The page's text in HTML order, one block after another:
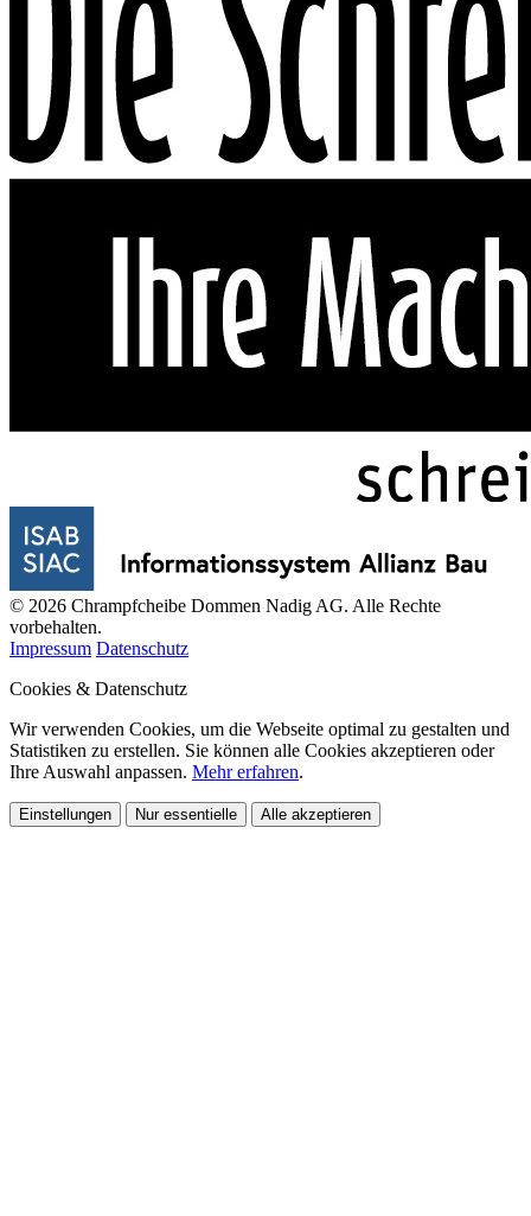
© 2026 Chrampfcheibe Dommen Nadig AG. Alle Rechte
vorbehalten.
Impressum Datenschutz
Cookies & Datenschutz
Wir verwenden Cookies, um die Webseite optimal zu gestalten und
Statistiken zu erstellen. Sie können alle Cookies akzeptieren oder
Ihre Auswahl anpassen. Mehr erfahren.
Einstellungen Nur essentielle Alle akzeptieren